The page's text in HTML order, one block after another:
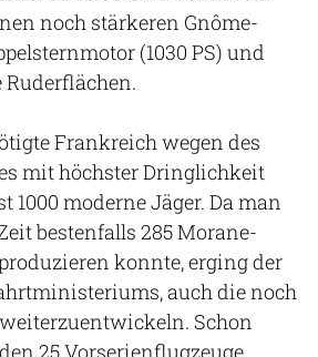
noch stärkeren Gnôme-
(1030 PS) und
Frankreich wegen des
mit höchster Dringlichkeit
1000 moderne Jäger. Da man
bestenfalls 285 Morane-
konnte, erging der
auch die noch
Schon